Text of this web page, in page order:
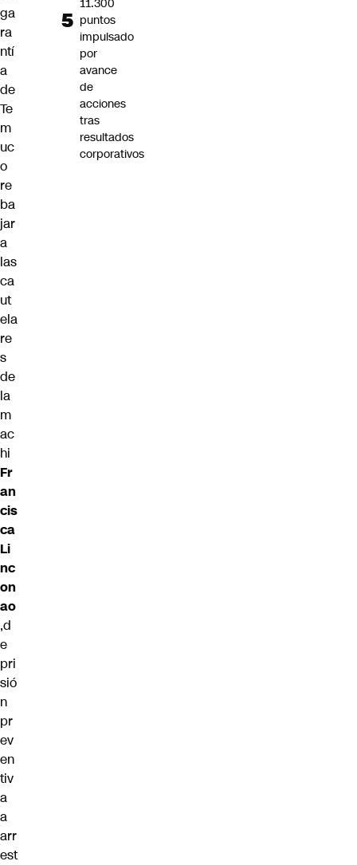
ga
ra
ntí
a
de
Te
m
uc
o
re
ba
jar
a
las
ca
ut
ela
re
s
de
la
m
ac
hi
Fr
an
cis
ca
Li
nc
on
ao
,d
e
pri
sió
n
pr
ev
en
tiv
a
a
arr
est
11.300
puntos
impulsado
por
avance
de
acciones
tras
resultados
corporativos